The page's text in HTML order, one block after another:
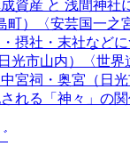
産 と 浅間神社に
）〈安芸国一之
摂社・末社など
光市山内）〈世界
宮祠・奥宮（日光
れる「神々」の